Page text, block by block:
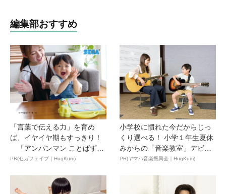
編集部おすすめ
「言葉で伝える力」を育め
ば、イヤイヤ期もすっきり！
「アンパンマン ことばずか
ん...
PR(セガフェイブ｜HugKum)
小学校に慣れた今だからじっ
くり選べる！ 小学１年生夏休
みからの「音楽教室」デビ
ュ...
PR(ヤマハ音楽振興会｜HugKum)